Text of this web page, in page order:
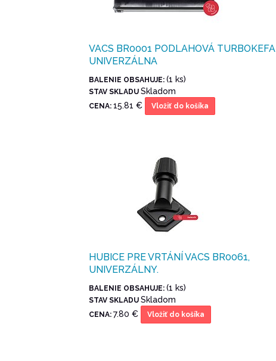
VACS BR0001 PODLAHOVÁ TURBOKEFA
UNIVERZÁLNA
BALENIE OBSAHUJE:(1 ks)
STAV SKLADUSkladom
CENA:15.81 € Vložiť do košíka
HUBICE PRE VRTÁNÍ VACS BR0061,
UNIVERZÁLNY.
BALENIE OBSAHUJE:(1 ks)
STAV SKLADUSkladom
CENA:7.80 € Vložiť do košíka